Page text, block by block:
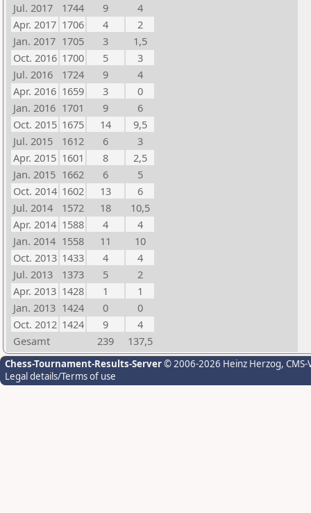
Jul. 2017
1744 9
4
Apr. 2017 1706 4
2
Jan. 2017 1705 3
1,5
Oct. 2016 1700 5
3
Jul. 2016
1724 9
4
Apr. 2016 1659 3
0
Jan. 2016 1701 9
6
Oct. 2015 1675 14
9,5
Jul. 2015
1612 6
3
Apr. 2015 1601 8
2,5
Jan. 2015 1662 6
5
Oct. 2014 1602 13
6
Jul. 2014
1572 18
10,5
Apr. 2014 1588 4
4
Jan. 2014 1558 11
10
Oct. 2013 1433 4
4
Jul. 2013
1373 5
2
Apr. 2013 1428 1
1
Jan. 2013 1424 0
0
Oct. 2012 1424 9
4
Gesamt
239 137,5
Chess-Tournament-Results-Server© 2006-2026 Heinz Herzog,
Legal details/Terms of use